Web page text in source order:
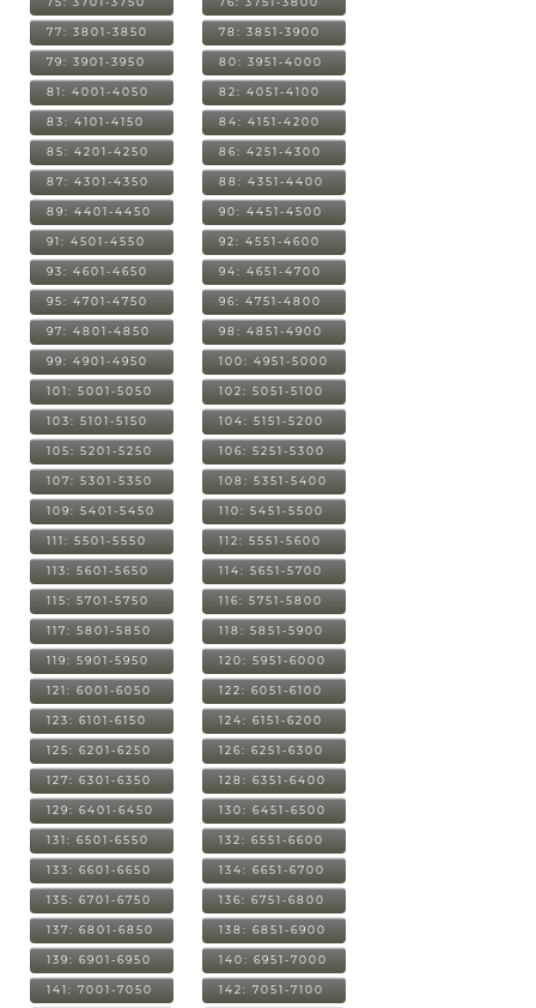
77: 3801-3850 78: 3851-3900
79: 3901-3950 80: 3951-4000
81: 4001-4050 82: 4051-4100
83: 4101-4150 84: 4151-4200
85: 4201-4250 86: 4251-4300
87: 4301-4350 88: 4351-4400
89: 4401-4450 90: 4451-4500
91: 4501-4550 92: 4551-4600
93: 4601-4650 94: 4651-4700
95: 4701-4750 96: 4751-4800
97: 4801-4850 98: 4851-4900
99: 4901-4950 100: 4951-5000
101: 5001-5050 102: 5051-5100
103: 5101-5150 104: 5151-5200
105: 5201-5250 106: 5251-5300
107: 5301-5350 108: 5351-5400
109: 5401-5450 110: 5451-5500
111: 5501-5550 112: 5551-5600
113: 5601-5650 114: 5651-5700
115: 5701-5750 116: 5751-5800
117: 5801-5850 118: 5851-5900
119: 5901-5950 120: 5951-6000
121: 6001-6050 122: 6051-6100
123: 6101-6150 124: 6151-6200
125: 6201-6250 126: 6251-6300
127: 6301-6350 128: 6351-6400
129: 6401-6450 130: 6451-6500
131: 6501-6550 132: 6551-6600
133: 6601-6650 134: 6651-6700
135: 6701-6750 136: 6751-6800
137: 6801-6850 138: 6851-6900
139: 6901-6950 140: 6951-7000
141: 7001-7050 142: 7051-7100